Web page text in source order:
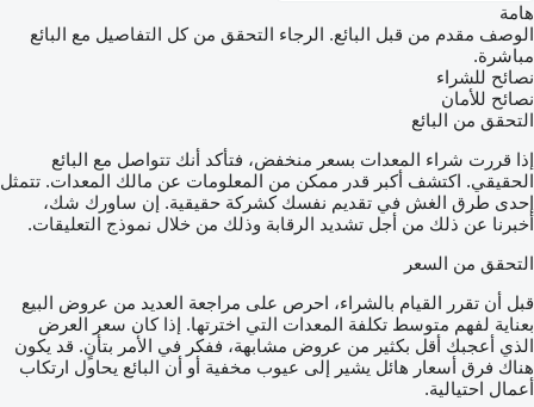
هامة
الوصف مقدم من قبل البائع. الرجاء التحقق من كل التفاصيل مع البائع
مباشرة.
نصائح للشراء
نصائح للأمان
التحقق من البائع
إذا قررت شراء المعدات بسعر منخفض، فتأكد أنك تتواصل مع البائع
الحقيقي. اكتشف أكبر قدر ممكن من المعلومات عن مالك المعدات. تتمثل
إحدى طرق الغش في تقديم نفسك كشركة حقيقية. إن ساورك شك،
أخبرنا عن ذلك من أجل تشديد الرقابة وذلك من خلال نموذج التعليقات.
التحقق من السعر
قبل أن تقرر القيام بالشراء، احرص على مراجعة العديد من عروض البيع
بعناية لفهم متوسط تكلفة المعدات التي اخترتها. إذا كان سعر العرض
الذي أعجبك أقل بكثير من عروض مشابهة، ففكر في الأمر بتأنٍ. قد يكون
هناك فرق أسعار هائل يشير إلى عيوب مخفية أو أن البائع يحاول ارتكاب
أعمال احتيالية.